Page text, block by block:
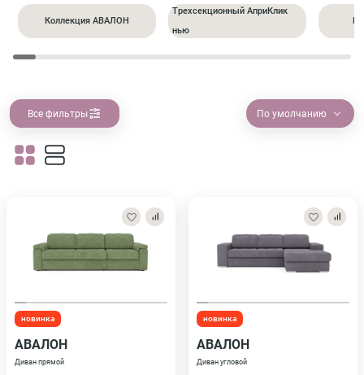
Коллекция АВАЛОН
Трехсекционный АприКлик
нью
Все фильтры По умолчанию
новинка
АВАЛОН
Диван прямой
новинка
АВАЛОН
Диван угловой